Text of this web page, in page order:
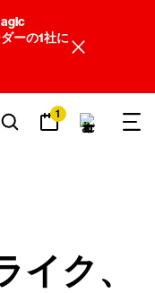
ーの1社に
1
ク、